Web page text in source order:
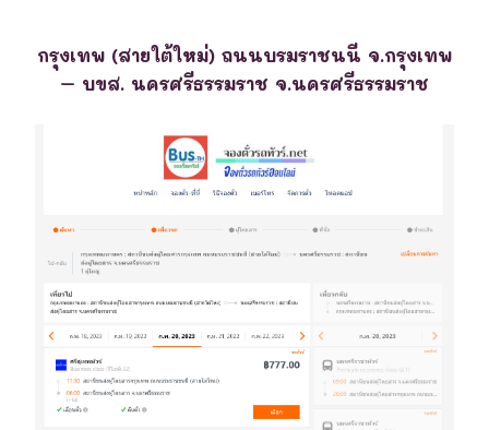
กรุงเทพ (สายใต้ใหม่) ถนนบรมราชนนี จ.กรุงเทพ
– บขส. นครศรีธรรมราช จ.นครศรีธรรมราช